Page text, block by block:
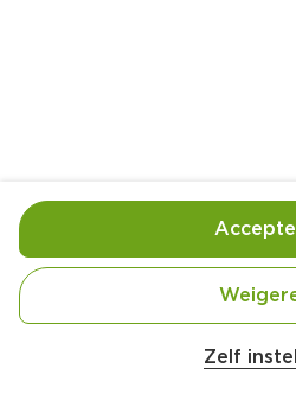
Handige informatie over
Aan mensen onder 18
Zelf